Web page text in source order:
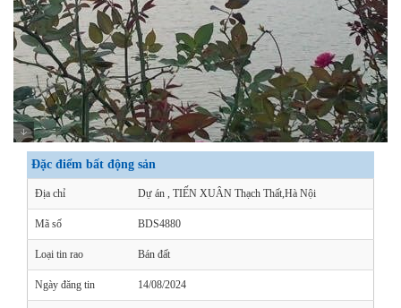
Chưa bao giờ xuất hiện! sản phẩm mặt hồ
trung tâm đô thị giá 2Xtr/m2 LH 0984879569
Đặc điểm bất động sản
Địa chỉ Dự án , TIẾN XUÂN Thạch Thất,Hà Nội
Mã số BDS4880
Loại tin rao Bán đất
Ngày đăng tin 14/08/2024